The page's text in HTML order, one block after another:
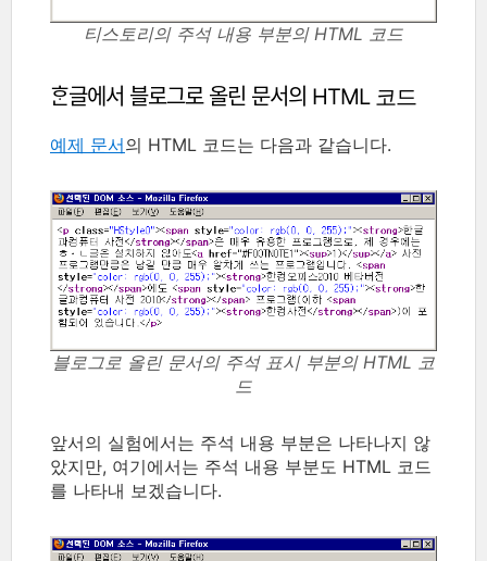
티스토리의 주석 내용 부분의 HTML 코드
ᄒᆞᆫ글에서 블로그로 올린 문서의 HTML 코드
예제 문서의 HTML 코드는 다음과 같습니다.
블로그로 올린 문서의 주석 표시 부분의 HTML 코
드
앞서의 실험에서는 주석 내용 부분은 나타나지 않
았지만, 여기에서는 주석 내용 부분도 HTML 코드
를 나타내 보겠습니다.